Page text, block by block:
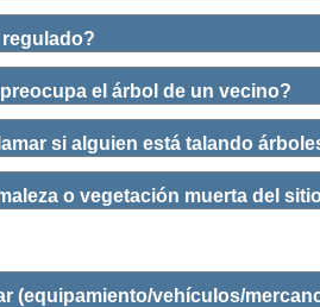
el árbol de un vecino?
si alguien está talando
o vegetación muerta del
(equipamiento/vehículos/